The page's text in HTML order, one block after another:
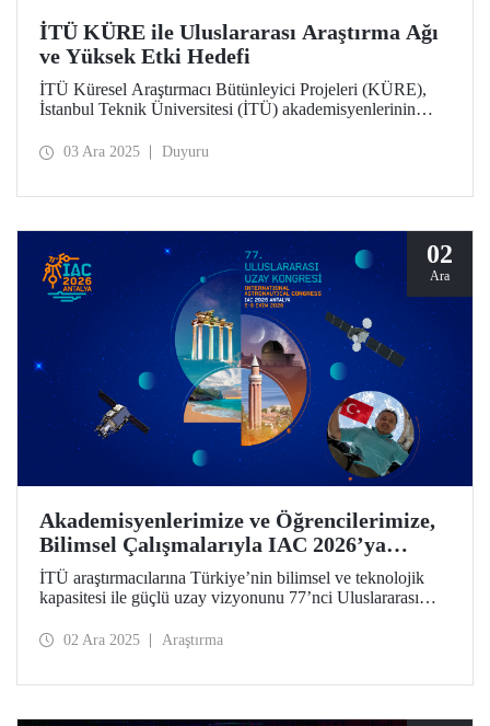
İTÜ KÜRE ile Uluslararası Araştırma Ağı
ve Yüksek Etki Hedefi
İTÜ Küresel Araştırmacı Bütünleyici Projeleri (KÜRE),
İstanbul Teknik Üniversitesi (İTÜ) akademisyenlerinin
Araştırmacılar Programı kapsamında İTÜ’de görev
03 Ara 2025 Duyuru
02
Ara
Akademisyenlerimize ve Öğrencilerimize,
Bilimsel Çalışmalarıyla IAC 2026’ya
Katılma Çağrısı
İTÜ araştırmacılarına Türkiye’nin bilimsel ve teknolojik
kapasitesi ile güçlü uzay vizyonunu 77’nci Uluslararası
özeti gönderimi için son tarih 28 Şubat 2026!
02 Ara 2025 Araştırma